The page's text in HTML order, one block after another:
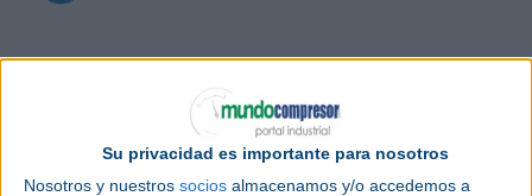
Su privacidad es importante para nosotros
Nosotros y nuestros socios almacenamos y/o accedemos a